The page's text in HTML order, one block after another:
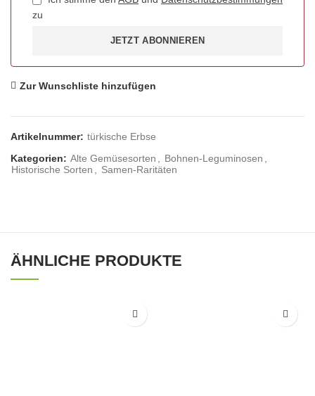
zu
JETZT ABONNIEREN
Zur Wunschliste hinzufügen
Artikelnummer: türkische Erbse
Kategorien: Alte Gemüsesorten , Bohnen-Leguminosen ,
Historische Sorten , Samen-Raritäten
ÄHNLICHE PRODUKTE